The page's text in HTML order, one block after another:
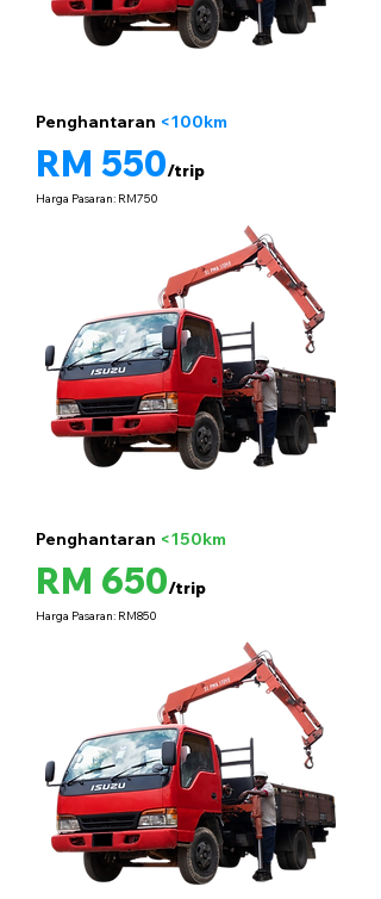
Penghantaran <100km
RM 550/trip
Harga Pasaran: RM750
Penghantaran <150km
RM 650/trip
Harga Pasaran: RM850